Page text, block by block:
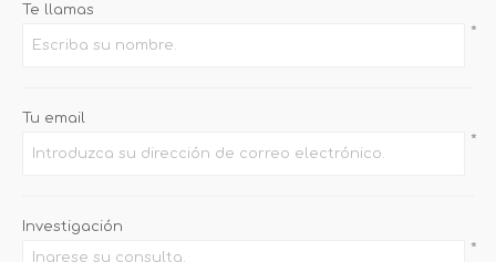
Te llamas
*
Tu email
*
Investigación
*